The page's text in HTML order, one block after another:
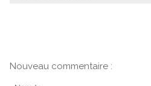
Nouveau commentaire :